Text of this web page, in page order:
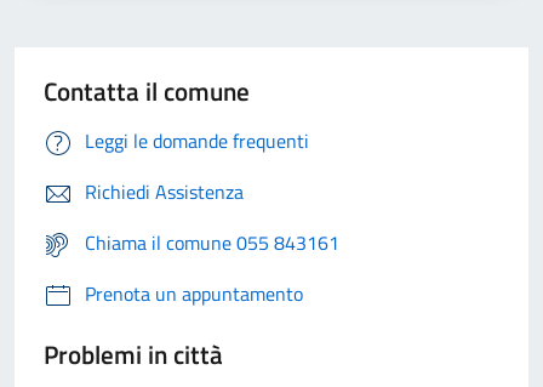
Contatta il comune
Leggi le domande frequenti
Richiedi Assistenza
Chiama il comune 055 843161
Prenota un appuntamento
Problemi in città